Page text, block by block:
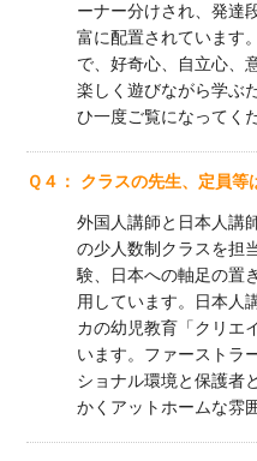
ーナー分けされ、発達
富に配置されています
で、好奇心、自立心、
楽しく遊びながら学ぶ
ひ一度ご覧になってく
Ｑ４： クラスの先生、定員等
外国人講師と日本人講
の少人数制クラスを担
験、日本への軸足の置
用しています。日本人
カの幼児教育「クリエ
います。ファーストラ
ショナル環境と保護者
かくアットホームな雰